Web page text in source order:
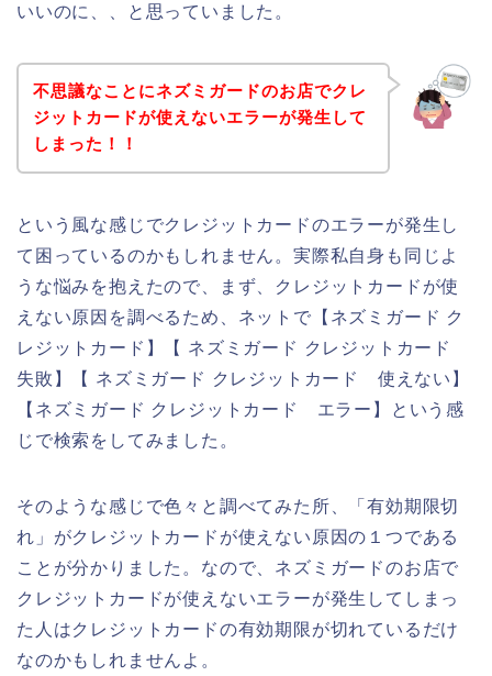
いいのに、、と思っていました。
不思議なことにネズミガードのお店でクレ
ジットカードが使えないエラーが発生して
しまった！！
という風な感じでクレジットカードのエラーが発生し
て困っているのかもしれません。実際私自身も同じよ
うな悩みを抱えたので、まず、クレジットカードが使
えない原因を調べるため、ネットで【ネズミガード ク
レジットカード】【 ネズミガード クレジットカード
失敗】【 ネズミガード クレジットカード 使えない】
【ネズミガード クレジットカード エラー】という感
じで検索をしてみました。
そのような感じで色々と調べてみた所、「有効期限切
れ」がクレジットカードが使えない原因の１つである
ことが分かりました。なので、ネズミガードのお店で
クレジットカードが使えないエラーが発生してしまっ
た人はクレジットカードの有効期限が切れているだけ
なのかもしれませんよ。